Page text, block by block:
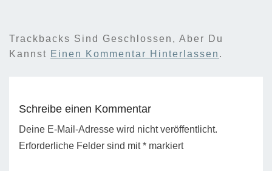
Trackbacks Sind Geschlossen, Aber Du
Kannst Einen Kommentar Hinterlassen .
Schreibe einen Kommentar
Deine E-Mail-Adresse wird nicht veröffentlicht.
Erforderliche Felder sind mit* markiert